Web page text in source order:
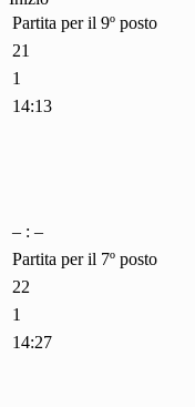
Partita per il 9º posto
21
1
14:13
– : –
Partita per il 7º posto
22
1
14:27